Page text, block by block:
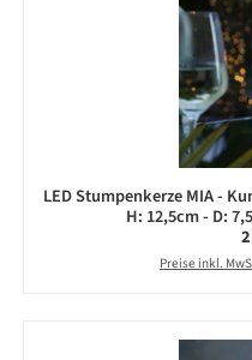
LED Stumpenkerze MIA -
H: 12,5cm - D:
Preise inkl.